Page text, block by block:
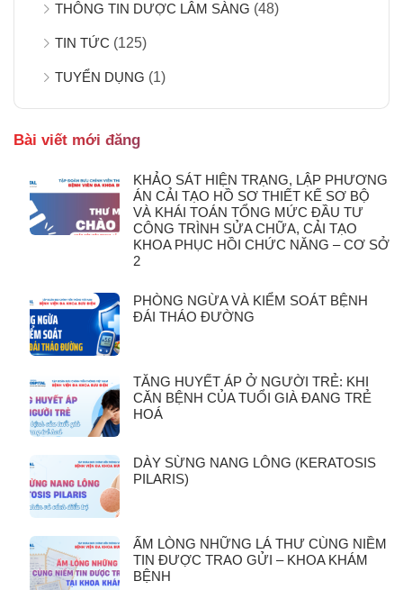
THÔNG TIN DƯỢC LÂM SÀNG (48)
TIN TỨC (125)
TUYỂN DỤNG (1)
Bài viết mới đăng
KHẢO SÁT HIỆN TRẠNG, LẬP PHƯƠNG
ÁN CẢI TẠO HỒ SƠ THIẾT KẾ SƠ BỘ
VÀ KHÁI TOÁN TỔNG MỨC ĐẦU TƯ
CÔNG TRÌNH SỬA CHỮA, CẢI TẠO
KHOA PHỤC HỒI CHỨC NĂNG – CƠ SỞ
2
PHÒNG NGỪA VÀ KIỂM SOÁT BỆNH
ĐÁI THÁO ĐƯỜNG
TĂNG HUYẾT ÁP Ở NGƯỜI TRẺ: KHI
CĂN BỆNH CỦA TUỔI GIÀ ĐANG TRẺ
HOÁ
DÀY SỪNG NANG LÔNG (KERATOSIS
PILARIS)
ẤM LÒNG NHỮNG LÁ THƯ CÙNG NIỀM
TIN ĐƯỢC TRAO GỬI – KHOA KHÁM
BỆNH